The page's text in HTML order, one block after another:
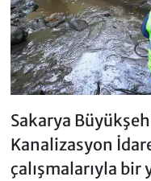
Sakarya
Kanalizasyon
çalışmalarıyla bir